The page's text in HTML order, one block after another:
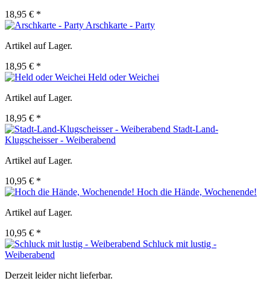
18,95 € *
Arschkarte - Party
Artikel auf Lager.
18,95 € *
Held oder Weichei
Artikel auf Lager.
18,95 € *
Stadt-Land-
Klugscheisser - Weiberabend
Artikel auf Lager.
10,95 € *
Hoch die Hände, Wochenende!
Artikel auf Lager.
10,95 € *
Schluck mit lustig -
Weiberabend
Derzeit leider nicht lieferbar.